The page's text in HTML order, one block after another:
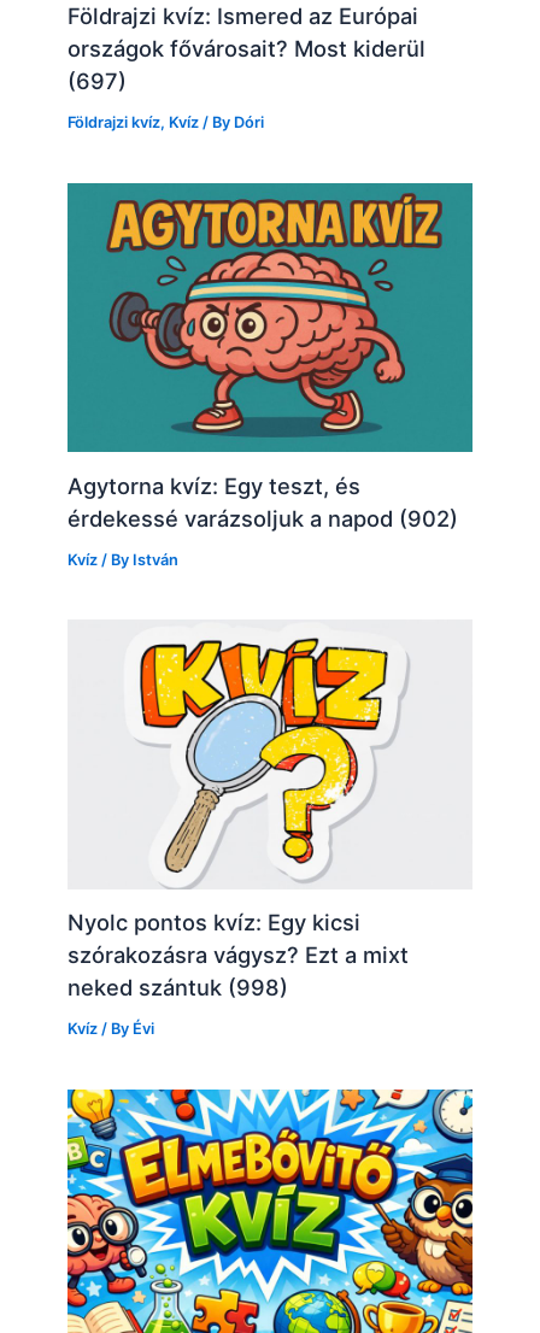
Földrajzi kvíz: Ismered az Európai
országok fővárosait? Most kiderül
(697)
Földrajzi kvíz, Kvíz / By Dóri
Agytorna kvíz: Egy teszt, és
érdekessé varázsoljuk a napod (902)
Kvíz / By István
Nyolc pontos kvíz: Egy kicsi
szórakozásra vágysz? Ezt a mixt
neked szántuk (998)
Kvíz / By Évi